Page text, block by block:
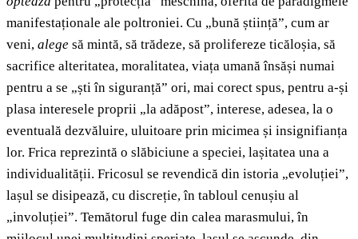
manifestaționale ale poltroniei. Cu „bună știință”, cum ar
veni, alege să mintă, să trădeze, să prolifereze ticăloșia, să
sacrifice alteritatea, moralitatea, viața umană însăși numai
pentru a se „ști în siguranță” ori, mai corect spus, pentru a-și
plasa interesele proprii „la adăpost”, interese, adesea, la o
eventuală dezvăluire, uluitoare prin micimea și insignifianța
lor. Frica reprezintă o slăbiciune a speciei, lașitatea una a
individualității. Fricosul se revendică din istoria „evoluției”,
lașul se disipează, cu discreție, în tabloul cenușiu al
„involuției”. Temătorul fuge din calea marasmului, în